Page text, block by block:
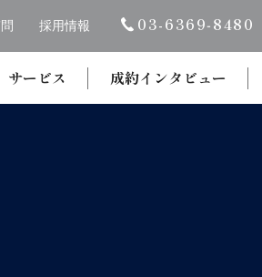
採用情報 03-6369‐8480
サービス 成約インタビュー